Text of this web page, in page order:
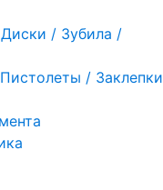
/ Зубила /
/ Заклепки